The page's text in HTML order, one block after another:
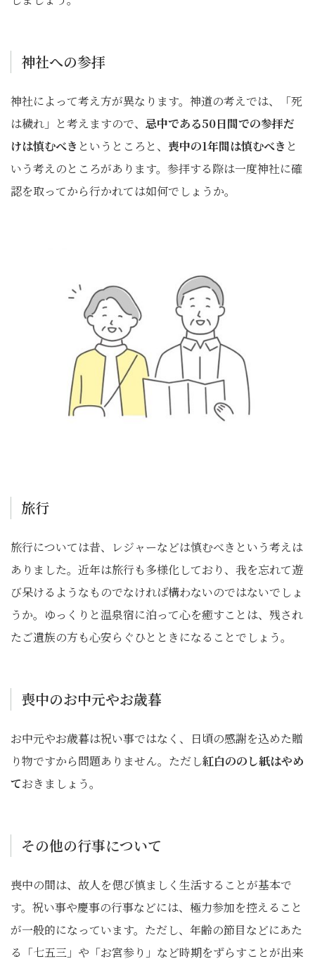
神社への参拝
神社によって考え方が異なります。神道の考えでは、「死
は穢れ」と考えますので、 忌中である50日間での参拝だ
けは慎むべき というところと、 喪中の1年間は慎むべき と
いう考えのところがあります。参拝する際は一度神社に確
認を取ってから行かれては如何でしょうか。
旅行
旅行については昔、レジャーなどは慎むべきという考えは
ありました。近年は旅行も多様化しており、我を忘れて遊
び呆けるようなものでなければ構わないのではないでしょ
うか。ゆっくりと温泉宿に泊って心を癒すことは、残され
たご遺族の方も心安らぐひとときになることでしょう。
喪中のお中元やお歳暮
お中元やお歳暮は祝い事ではなく、日頃の感謝を込めた贈
り物ですから問題ありません。ただし紅白ののし紙はやめ
ておきましょう。
その他の行事について
喪中の間は、故人を偲び慎ましく生活することが基本で
す。祝い事や慶事の行事などには、極力参加を控えること
が一般的になっています。ただし、年齢の節目などにあた
る「七五三」や「お宮参り」など時期をずらすことが出来